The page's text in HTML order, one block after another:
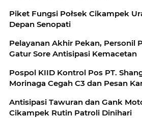
Piket Fungsi Połsek Cikampek
Depan Senopati
Pelayanan Akhir Pekan, Personil
Gatur Sore Antisipasi Kemacetan
Pospol KIID Kontrol Pos PT.
Morinaga Cegah C3 dan Pesan
Antisipasi Tawuran dan Gank
Cikampek Rutin Patroli Dinihari